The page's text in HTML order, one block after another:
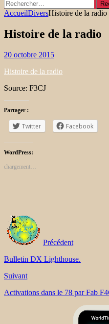
Rechercher :
AccueilDiversHistoire de la radio
Histoire de la radio
20 octobre 2015
Histoire de la radio
Source: F3CJ
Partager :
Twitter Facebook
WordPress:
chargement…
Précédent
Bulletin DX Lighthouse.
Suivant
Activations dans le 78 par Fab